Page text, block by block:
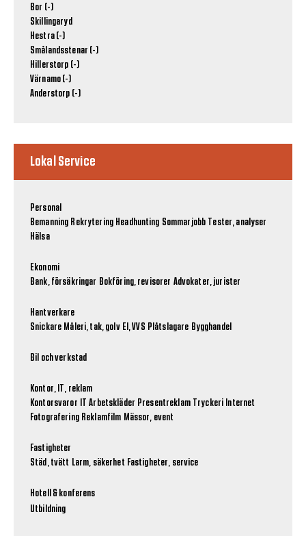
Bor (-)
Skillingaryd
Hestra (-)
Smålandsstenar (-)
Hillerstorp (-)
Värnamo (-)
Anderstorp (-)
Lokal Service
Personal
Bemanning Rekrytering Headhunting Sommarjobb
Tester, analyser
Hälsa
Ekonomi
Bank, försäkringar Bokföring, revisorer Advokater, jurister
Hantverkare
Snickare Måleri, tak, golv El, VVS Plåtslagare Bygghandel
Bil och verkstad
Kontor, IT, reklam
Kontorsvaror
Arbetskläder Presentreklam Tryckeri Internet
Fotografering Reklamfilm Mässor, event
Fastigheter
Städ, tvätt Larm, säkerhet Fastigheter, service
Hotell & konferens
Utbildning